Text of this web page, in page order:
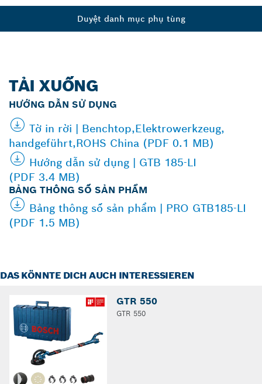
Duyệt danh mục phụ tùng
TẢI XUỐNG
HƯỚNG DẪN SỬ DỤNG
Tờ in rời | Benchtop,Elektrowerkzeug,
handgeführt,ROHS China (PDF 0.1 MB)
Hướng dẫn sử dụng | GTB 185-LI
(PDF 3.4 MB)
BẢNG THÔNG SỐ SẢN PHẨM
Bảng thông số sản phẩm | PRO GTB185-LI
(PDF 1.5 MB)
DAS KÖNNTE DICH AUCH INTERESSIEREN
GTR 550
GTR 550